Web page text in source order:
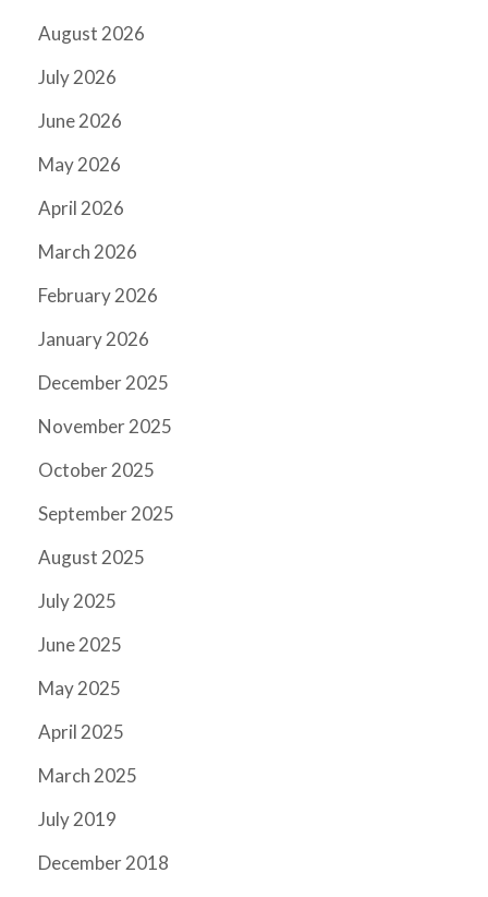
August 2026
July 2026
June 2026
May 2026
April 2026
March 2026
February 2026
January 2026
December 2025
November 2025
October 2025
September 2025
August 2025
July 2025
June 2025
May 2025
April 2025
March 2025
July 2019
December 2018